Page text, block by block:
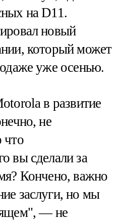
на D11.
новый
который может
уже осенью.
в развитие
не
что
вы сделали за
Кончено, важно
заслуги, но мы
— не